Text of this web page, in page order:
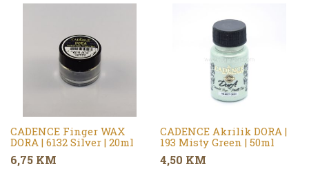
CADENCE Finger WAX
DORA | 6132 Silver | 20ml
6,75 KM
CADENCE Akrilik DORA |
193 Misty Green | 50ml
4,50 KM